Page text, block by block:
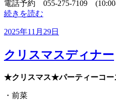
電話予約 055-275-7109
“モ
エ
ル
予
限
続きを読む
投
日:
2025年11月29日
クリスマスディナー
★クリスマス★パーティーコ
・前菜